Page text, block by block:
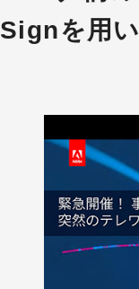
Signを用